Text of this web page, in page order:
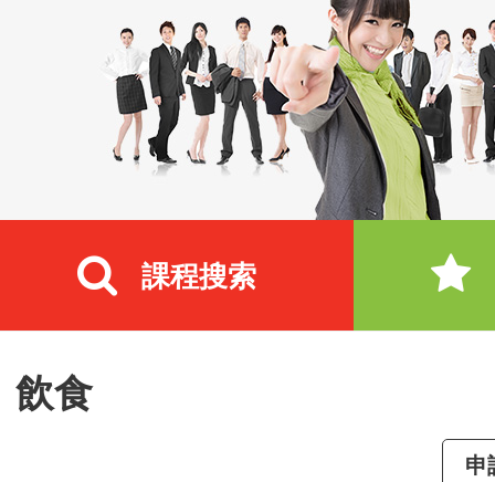
課程搜索
飲食
申